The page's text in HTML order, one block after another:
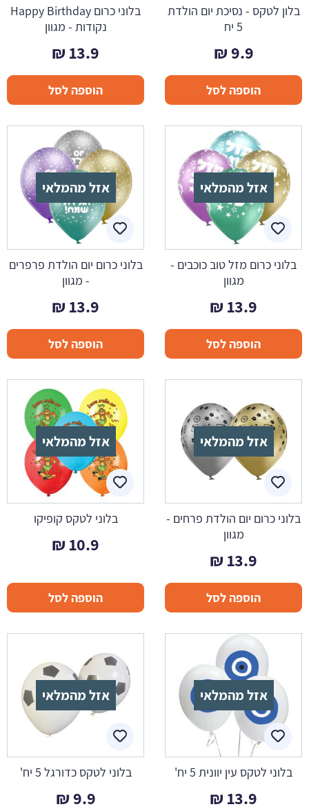
בלון לטקס - נסיכת יום הולדת
5 יח
9.9
₪
הוספה לסל
בלוני כרום Happy Birthday
נקודות - מגוון
13.9
₪
הוספה לסל
אזל מהמלאי
בלוני כרום מזל טוב כוכבים -
מגוון
13.9
₪
הוספה לסל
אזל מהמלאי
בלוני כרום יום הולדת פרפרים
- מגוון
13.9
₪
הוספה לסל
אזל מהמלאי
בלוני כרום יום הולדת פרחים -
מגוון
13.9
₪
הוספה לסל
אזל מהמלאי
בלוני לטקס קופיקו
10.9
₪
הוספה לסל
אזל מהמלאי
בלוני לטקס עין יוונית 5 יח'
13.9
₪
אזל מהמלאי
בלוני לטקס כדורגל 5 יח'
9.9
₪